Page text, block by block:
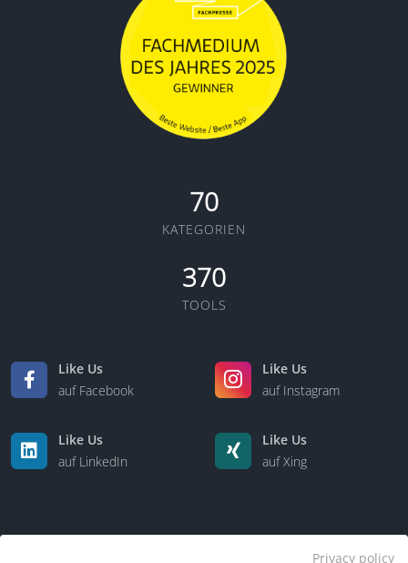
70
KATEGORIEN
370
TOOLS
Like Us
auf Facebook
Like Us
auf Instagram
Like Us
auf LinkedIn
Like Us
auf Xing
Privacy policy